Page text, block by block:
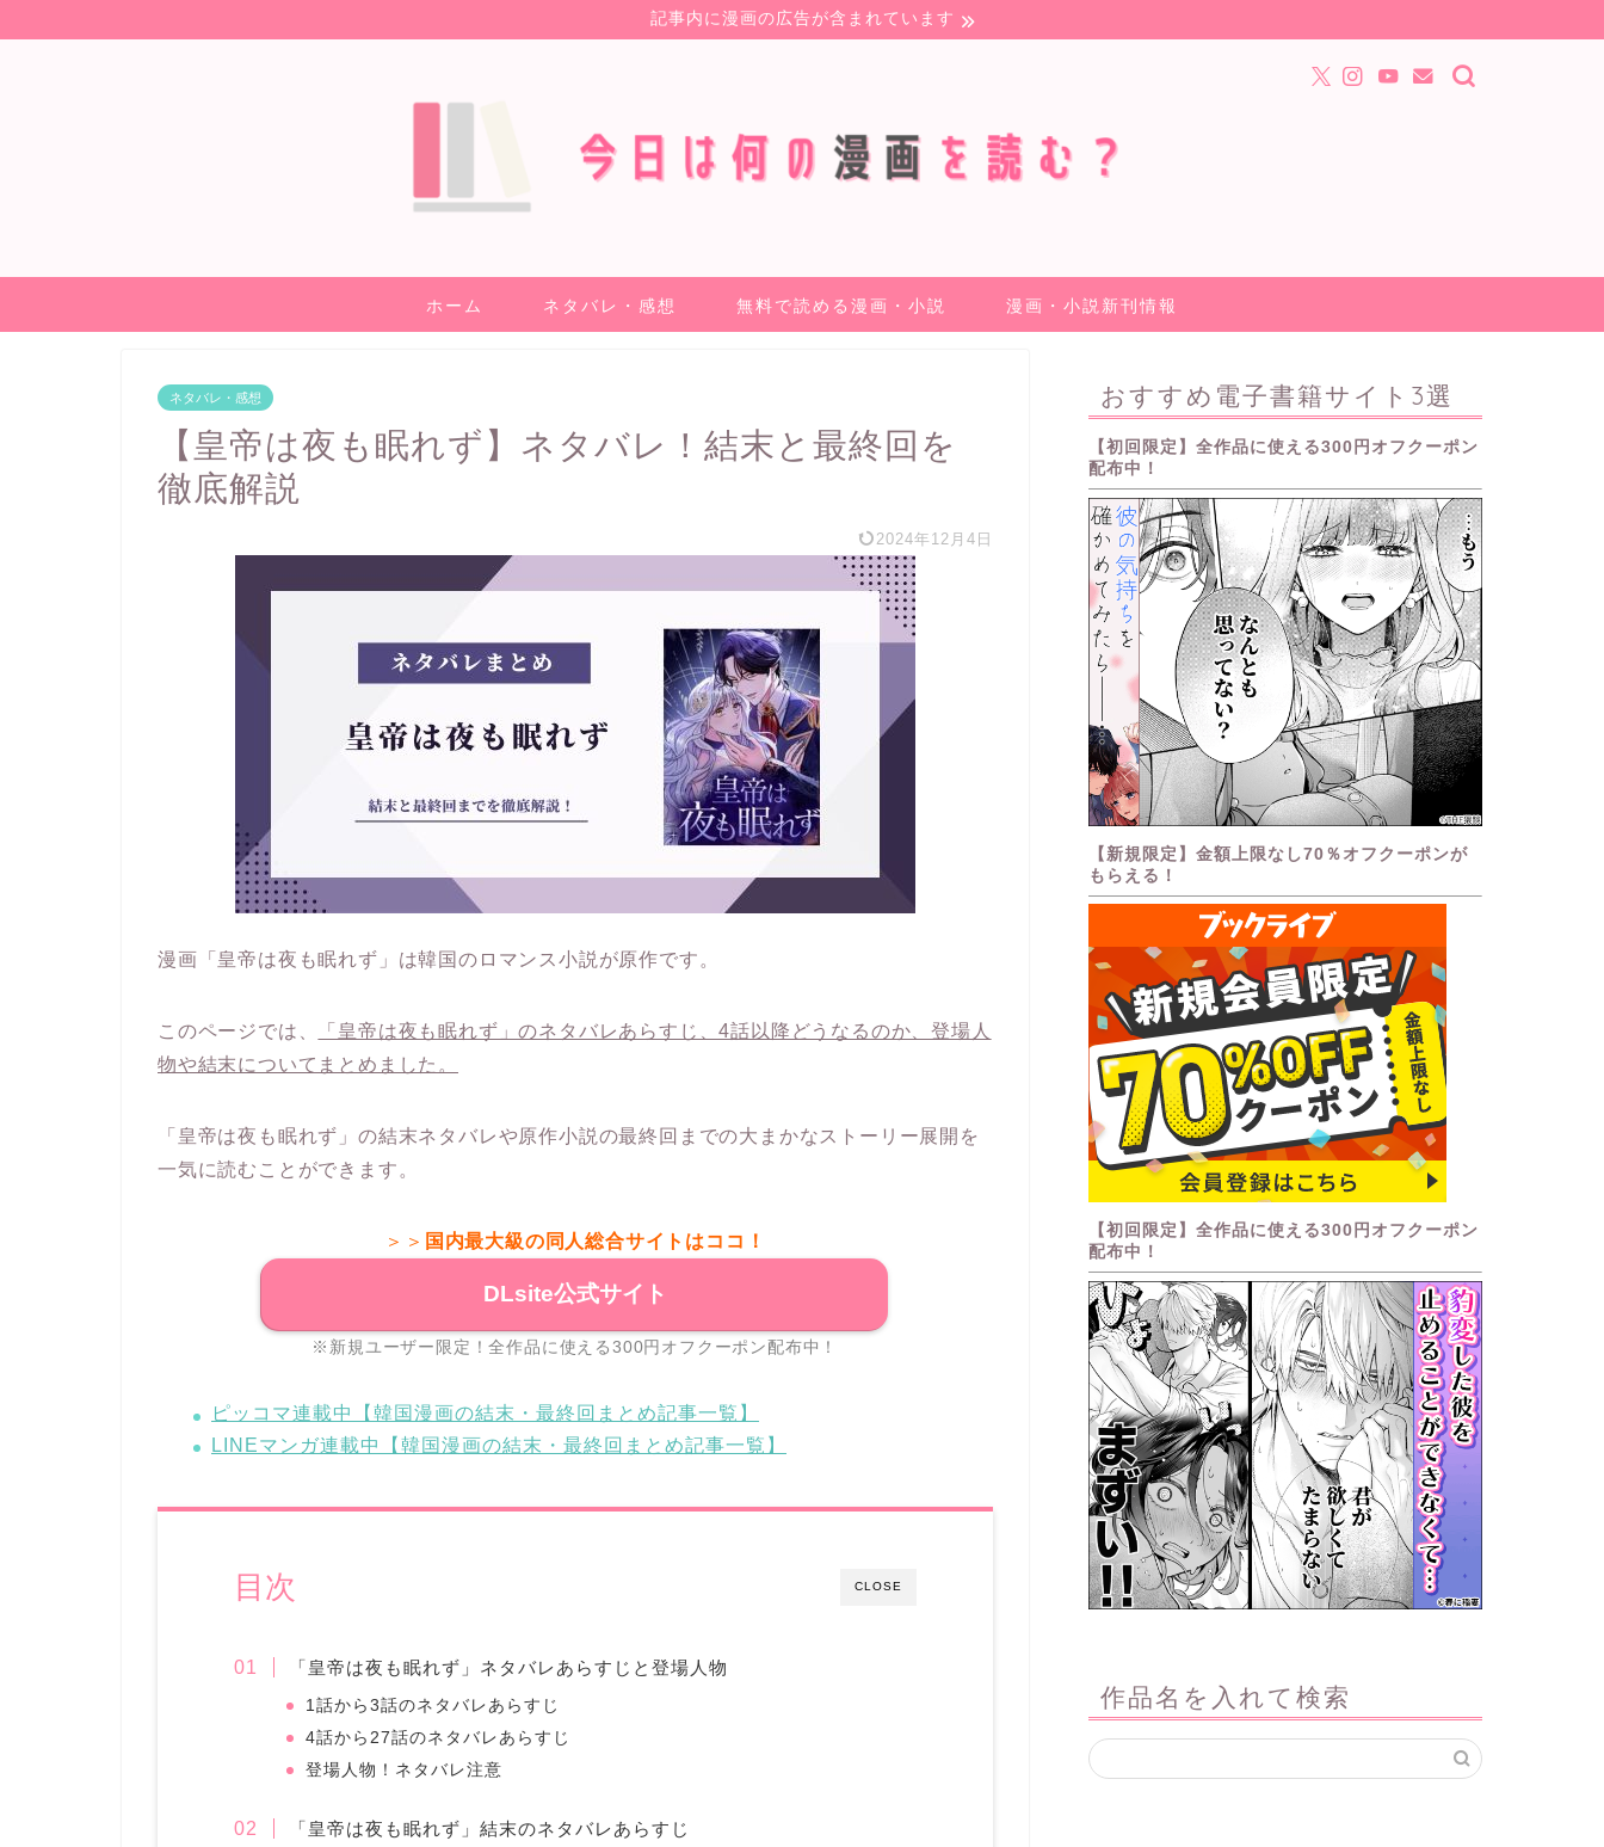
記事内に漫画の広告が含まれています
ホーム ネタバレ・感想 無料で読める漫画・小説 漫画・小説新刊情報
ネタバレ・感想
【皇帝は夜も眠れず】ネタバレ！結末と最終回を
徹底解説
2024年12月4日
漫画「皇帝は夜も眠れず」は韓国のロマンス小説が原作です。
このページでは、
「皇帝は夜も眠れず」のネタバレあらすじ、4話以降どうなるのか、登場人
物や結末についてまとめました。
「皇帝は夜も眠れず」の結末ネタバレや原作小説の最終回までの大まかなストーリー展開を
一気に読むことができます。
＞＞ 国内最大級の同人総合サイトはココ！
DLsite公式サイト
※新規ユーザー限定！全作品に使える300円オフクーポン配布中！
ピッコマ連載中【韓国漫画の結末・最終回まとめ記事一覧】
LINEマンガ連載中【韓国漫画の結末・最終回まとめ記事一覧】
CLOSE
目次
「皇帝は夜も眠れず」ネタバレあらすじと登場人物
1話から3話のネタバレあらすじ
4話から27話のネタバレあらすじ
登場人物！ネタバレ注意
「皇帝は夜も眠れず」結末のネタバレあらすじ
おすすめ電子書籍サイト3選
【初回限定】全作品に使える300円オフクーポン
配布中！
【新規限定】金額上限なし70％オフクーポンが
もらえる！
【初回限定】全作品に使える300円オフクーポン
配布中！
作品名を入れて検索